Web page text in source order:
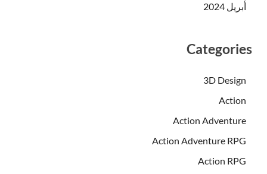
أبريل 2024
Categories
3D Design
Action
Action Adventure
Action Adventure RPG
Action RPG